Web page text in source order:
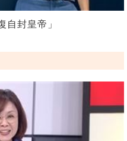
自封皇帝」